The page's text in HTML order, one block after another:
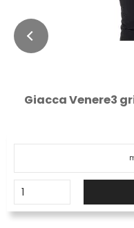
Giacca Venere3